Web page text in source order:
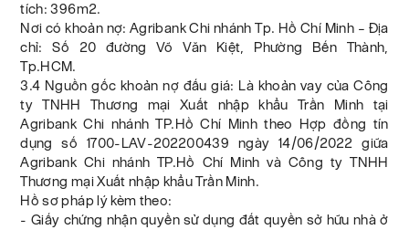
tích: 396m2.
Nơi có khoản nợ: Agribank Chi nhánh Tp. Hồ Chí Minh – Địa
chỉ: Số 20 đường Võ Văn Kiệt, Phường Bến Thành,
Tp.HCM.
3.4 Nguồn gốc khoản nợ đấu giá: Là khoản vay của Công
ty TNHH Thương mại Xuất nhập khẩu Trần Minh tại
Agribank Chi nhánh TP.Hồ Chí Minh theo Hợp đồng tín
dụng số 1700-LAV-202200439 ngày 14/06/2022 giữa
Agribank Chi nhánh TP.Hồ Chí Minh và Công ty TNHH
Thương mại Xuất nhập khẩu Trần Minh.
Hồ sơ pháp lý kèm theo:
- Giấy chứng nhận quyền sử dụng đất quyền sở hữu nhà ở